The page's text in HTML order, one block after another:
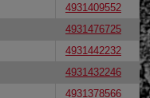
4931409552
4931476725
4931442232
4931432246
4931378566